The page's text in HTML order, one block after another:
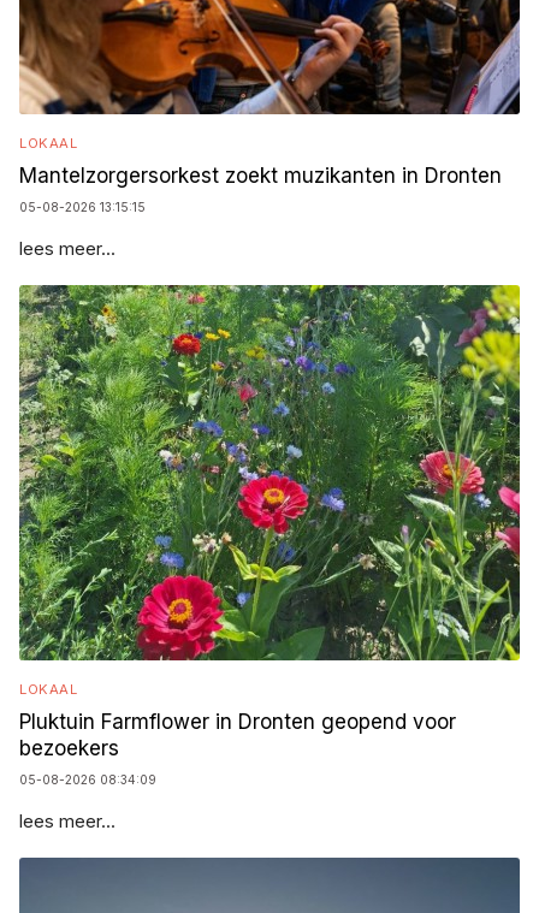
LOKAAL
Mantelzorgersorkest zoekt muzikanten in Dronten
05-08-2026 13:15:15
lees meer...
LOKAAL
Pluktuin Farmflower in Dronten geopend voor
bezoekers
05-08-2026 08:34:09
lees meer...